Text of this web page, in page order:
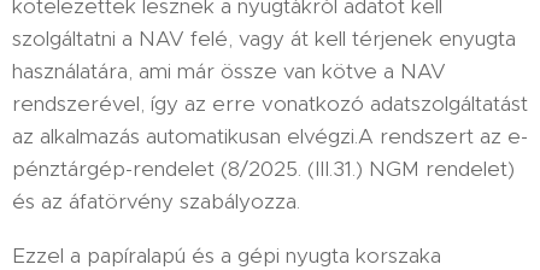
kötelezettek lesznek a nyugtákról adatot kell
szolgáltatni a NAV felé, vagy át kell térjenek enyugta
használatára, ami már össze van kötve a NAV
rendszerével, így az erre vonatkozó adatszolgáltatást
az alkalmazás automatikusan elvégzi.A rendszert az e-
pénztárgép-rendelet (8/2025. (III.31.) NGM rendelet)
és az áfatörvény szabályozza.
Ezzel a papíralapú és a gépi nyugta korszaka